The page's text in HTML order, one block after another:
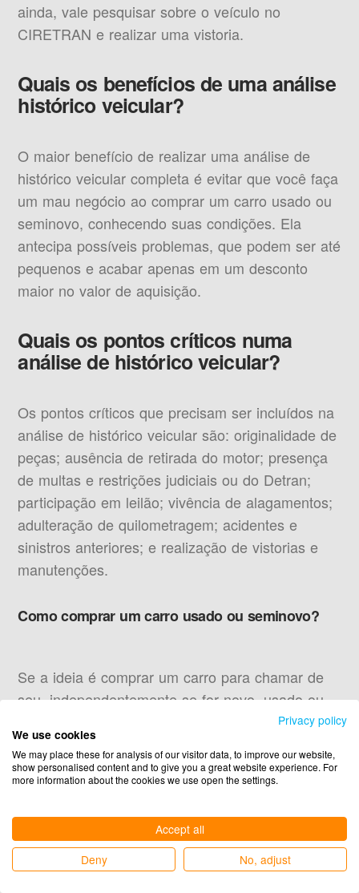
ainda, vale pesquisar sobre o veículo no
CIRETRAN e realizar uma vistoria.
Quais os benefícios de uma análise
histórico veicular?
O maior benefício de realizar uma análise de
histórico veicular completa é evitar que você faça
um mau negócio ao comprar um carro usado ou
seminovo, conhecendo suas condições. Ela
antecipa possíveis problemas, que podem ser até
pequenos e acabar apenas em um desconto
maior no valor de aquisição.
Quais os pontos críticos numa
análise de histórico veicular?
Os pontos críticos que precisam ser incluídos na
análise de histórico veicular são: originalidade de
peças; ausência de retirada do motor; presença
de multas e restrições judiciais ou do Detran;
participação em leilão; vivência de alagamentos;
adulteração de quilometragem; acidentes e
sinistros anteriores; e realização de vistorias e
manutenções.
Como comprar um carro usado ou seminovo?
Se a ideia é comprar um carro para chamar de
seu, independentemente se for novo, usado ou
autofinanciamento do consórcio. É uma
modalidade de investimento para adquirir um
veículo, imóvel e terreno, entre outros bens e
Por meio do pagamento de parcelas mensais,
Privacy policy
We use cookies
We may place these for analysis of our visitor data, to improve our website,
show personalised content and to give you a great website experience. For
more information about the cookies we use open the settings.
Accept all
Deny
No, adjust